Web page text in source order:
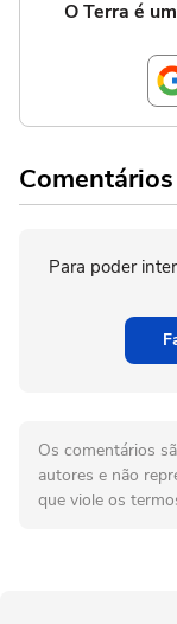
O Terra é
Para poder
Os comentários
autores e não
que viole os